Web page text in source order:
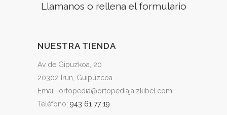
Llamanos o rellena el formulario
NUESTRA TIENDA
Av de Gipuzkoa, 20
20302 Irún, Guipúzcoa
Email: ortopedia@ortopediajaizkibel.com
Teléfono: 943 61 77 19